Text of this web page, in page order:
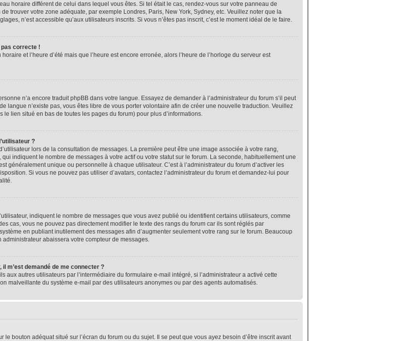
horaire différent de celui dans lequel vous êtes. Si tel était le cas, rendez-vous sur votre panneau de
trouver votre zone adéquate, par exemple Londres, Paris, New York, Sydney, etc. Veuillez noter que la
n’est accessible qu’aux utilisateurs inscrits. Si vous n’êtes pas inscrit, c’est le moment idéal de le faire.
pas correcte !
et l’heure d’été mais que l’heure est encore erronée, alors l’heure de l’horloge du serveur est
n’a encore traduit phpBB dans votre langue. Essayez de demander à l’administrateur du forum s’il peut
langue n’existe pas, vous êtes libre de vous porter volontaire afin de créer une nouvelle traduction. Veuillez
lien situé en bas de toutes les pages du forum) pour plus d’informations.
?
lors de la consultation de messages. La première peut être une image associée à votre rang,
indiquent le nombre de messages à votre actif ou votre statut sur le forum. La seconde, habituellement une
généralement unique ou personnelle à chaque utilisateur. C’est à l’administrateur du forum d’activer les
Si vous ne pouvez pas utiliser d’avatars, contactez l’administrateur du forum et demandez-lui pour
indiquent le nombre de messages que vous avez publié ou identifient certains utilisateurs, comme
cas, vous ne pouvez pas directement modifier le texte des rangs du forum car ils sont réglés par
en publiant inutilement des messages afin d’augmenter seulement votre rang sur le forum. Beaucoup
abaissera votre compteur de messages.
il m’est demandé de me connecter ?
aux autres utilisateurs par l’intermédiaire du formulaire e-mail intégré, si l’administrateur a activé cette
malveillante du système e-mail par des utilisateurs anonymes ou par des agents automatisés.
bouton adéquat situé sur l’écran du forum ou du sujet. Il se peut que vous ayez besoin d’être inscrit avant